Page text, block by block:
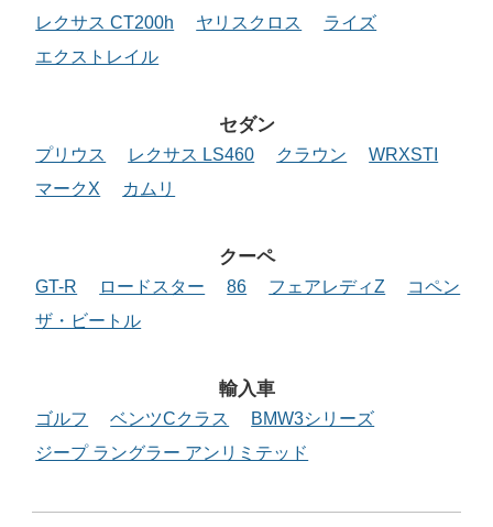
レクサス CT200h
ヤリスクロス
ライズ
エクストレイル
セダン
プリウス レクサス LS460 クラウン
WRXSTI
マークX
カムリ
クーペ
GT-R ロードスター 86 フェアレディZ
コペン
ザ・ビートル
輸入車
ゴルフ ベンツCクラス
BMW3シリーズ
ジープ ラングラー アンリミテッド